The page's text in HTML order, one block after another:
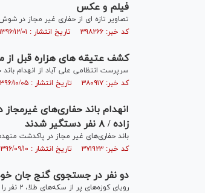
فیلم و عکس
تصاویر تازه ای از حفاری غیر مجاز در
کد خبر: ۳۹۸۲۶۶ تاریخ انتشار : ۱۳۹۶/۱۲/۰۱
کشف عتیقه های هزاره قبل از
سرپرست انتظامی علی آباد از انهدام
کد خبر: ۳۸۰۹۱۷ تاریخ انتشار : ۱۳۹۶/۱۰/۰۵
زاده / ۸ نفر دستگیر شدند
باند حفاری‌های غیر مجاز در پاکدشت منهدم شد، اعضای این باند ۴۰ متر حفاری کردند تا به
کد خبر: ۳۷۱۹۲۳ تاریخ انتشار : ۱۳۹۶/۰۹/۱۰
دو نفر در جستجوی گنج جان
رویای کوزه‌های پر از سکه‌های طلا، ۲ نفر را در مراوه تپه به کشتن داد و ۲ نفر را روانه بیمارستان کرد.